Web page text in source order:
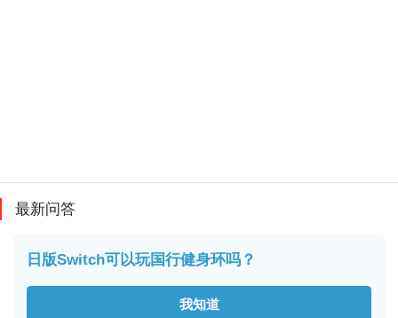
最新问答
日版Switch可以玩国行健身环吗？
我知道